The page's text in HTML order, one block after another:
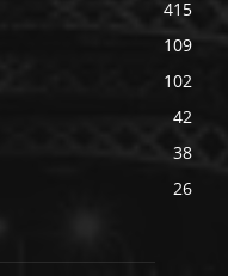
415
109
102
42
38
26